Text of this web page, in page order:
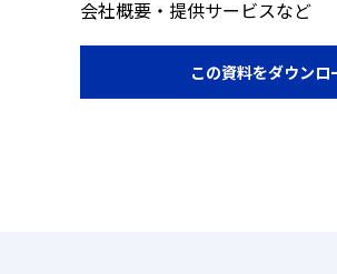
会社概要・提供サービスなど
この資料をダウンロ